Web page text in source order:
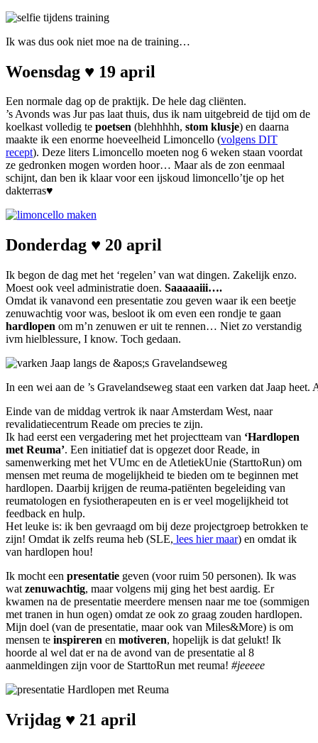
Ik was dus ook niet moe na de training…
Woensdag ♥ 19 april
Een normale dag op de praktijk. De hele dag cliënten.
’s Avonds was Jur pas laat thuis, dus ik nam uitgebreid de tijd om de
koelkast volledig te poetsen (blehhhhh, stom klusje) en daarna
maakte ik een enorme hoeveelheid Limoncello (volgens DIT
recept). Deze liters Limoncello moeten nog 6 weken staan voordat
ze gedronken mogen worden hoor… Maar als de zon eenmaal
schijnt, dan ben ik klaar voor een ijskoud limoncello’tje op het
dakterras♥
Donderdag ♥ 20 april
Ik begon de dag met het ‘regelen’ van wat dingen. Zakelijk enzo.
Moest ook veel administratie doen. Saaaaaiii….
Omdat ik vanavond een presentatie zou geven waar ik een beetje
zenuwachtig voor was, besloot ik om even een rondje te gaan
hardlopen om m’n zenuwen er uit te rennen… Niet zo verstandig
ivm hielblessure, I know. Toch gedaan.
In een wei aan de ’s Gravelandseweg staat een varken dat Jaap
Einde van de middag vertrok ik naar Amsterdam West, naar
revalidatiecentrum Reade om precies te zijn.
Ik had eerst een vergadering met het projectteam van ‘Hardlopen
met Reuma’. Een initiatief dat is opgezet door Reade, in
samenwerking met het VUmc en de AtletiekUnie (StarttoRun) om
mensen met reuma de mogelijkheid te bieden om te beginnen met
hardlopen. Daarbij krijgen de reuma-patiënten begeleiding van
reumatologen en fysiotherapeuten en is er veel mogelijkheid tot
feedback en hulp.
Het leuke is: ik ben gevraagd om bij deze projectgroep betrokken te
zijn! Omdat ik zelfs reuma heb (SLE, lees hier maar) en omdat ik
van hardlopen hou!
Ik mocht een presentatie geven (voor ruim 50 personen). Ik was
wat zenuwachtig, maar volgens mij ging het best aardig. Er
kwamen na de presentatie meerdere mensen naar me toe (sommigen
met tranen in hun ogen) omdat ze ook zo graag zouden hardlopen.
Mijn doel (van de presentatie, maar ook van Miles&More) is om
mensen te inspireren en motiveren, hopelijk is dat gelukt! Ik
hoorde al wel dat er na de avond van de presentatie al 8
aanmeldingen zijn voor de StarttoRun met reuma! #jeeeee
Vrijdag ♥ 21 april